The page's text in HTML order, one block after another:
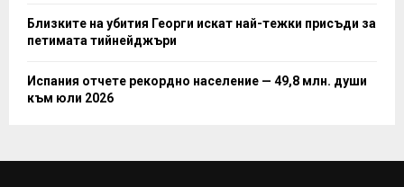
Близките на убития Георги искат най-тежки присъди за
петимата тийнейджъри
Испания отчете рекордно население — 49,8 млн. души
към юли 2026